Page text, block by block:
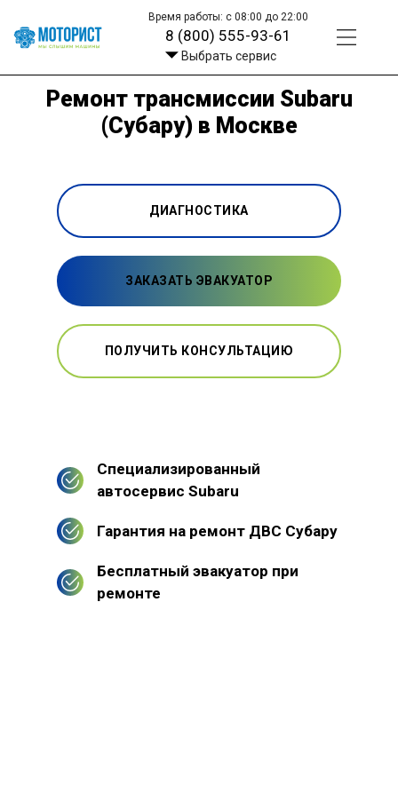
Время работы: с 08:00 до 22:00
8 (800) 555-93-61
Выбрать сервис
Ремонт трансмиссии Subaru
(Субару) в Москве
ДИАГНОСТИКА
ЗАКАЗАТЬ ЭВАКУАТОР
ПОЛУЧИТЬ КОНСУЛЬТАЦИЮ
Специализированный
автосервис Subaru
Гарантия на ремонт ДВС Субару
Бесплатный эвакуатор при
ремонте